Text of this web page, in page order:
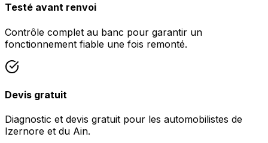
Testé avant renvoi
Contrôle complet au banc pour garantir un
fonctionnement fiable une fois remonté.
Devis gratuit
Diagnostic et devis gratuit pour les automobilistes de
Izernore et du Ain.